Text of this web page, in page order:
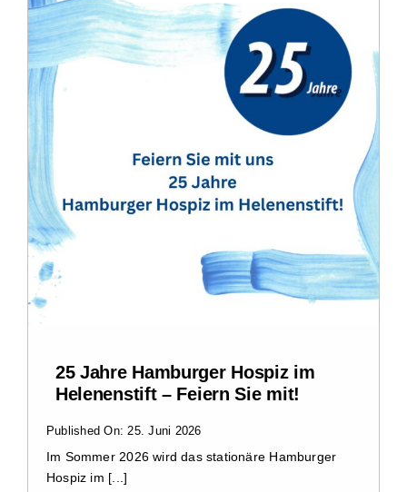
Leichte Sprache
Stellenangebote und Praktika
Erfahrungsberichte
Datenschutzerklärung
25 Jahre Hamburger Hospiz im
Helenenstift – Feiern Sie mit!
Published On: 25. Juni 2026
Im Sommer 2026 wird das stationäre Hamburger
Hospiz im [...]